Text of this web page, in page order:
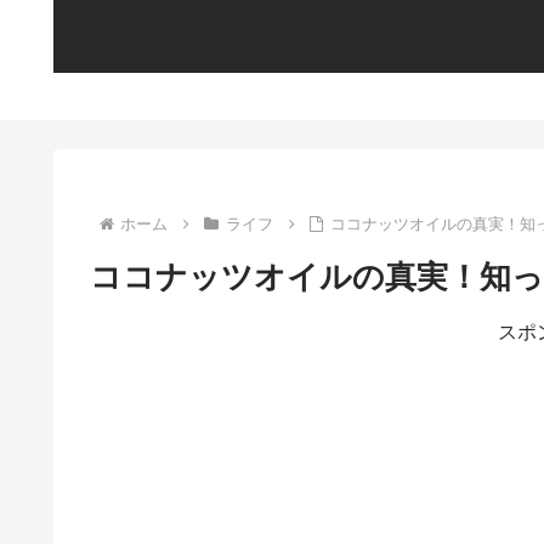
ホーム ライフ ココナッツオイルの真実！知
ココナッツオイルの真実！知
スポ